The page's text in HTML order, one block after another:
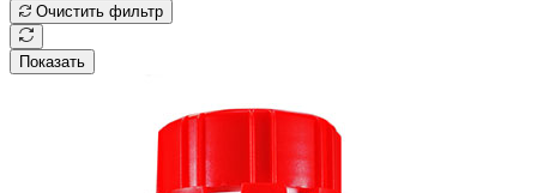
Очистить фильтр
Показать